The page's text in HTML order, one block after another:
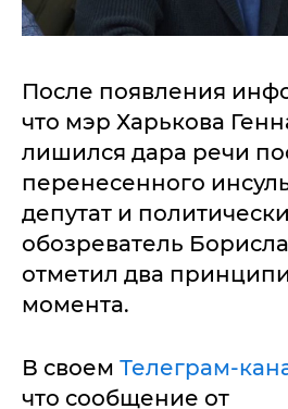
После появления
что мэр Харькова
лишился дара речи
перенесенного
депутат и
обозреватель
отметил два
момента.
В своем Телеграм-
что сообщение от